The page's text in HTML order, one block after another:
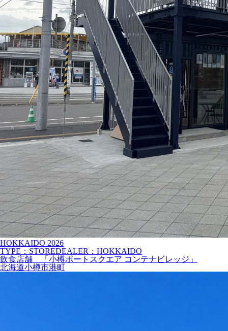
HOKKAIDO 2026
TYPE：STOREDEALER：HOKKAIDO
飲食店舗 「小樽ポートスクエア コンテナビレッジ」
北海道小樽市港町